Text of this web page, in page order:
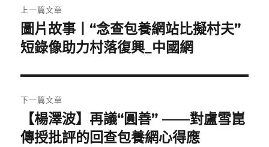
章
導
覽
上一篇文章
上
一
文
章:
圖片故事丨“念查包養網站比擬村夫”
短錄像助力村落復興_中國網
下一篇文章
一
【楊澤波】再議“圓善” ——對盧雪崑
傳授批評的回查包養網心得應